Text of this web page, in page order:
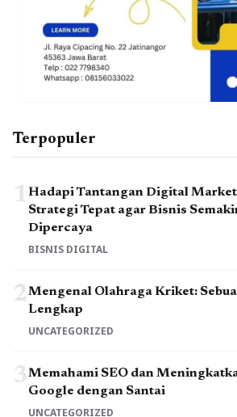
Terpopuler
1Hadapi Tantangan Digital
Strategi Tepat agar Bisnis
Dipercaya
BISNIS DIGITAL
2Mengenal Olahraga Kriket:
Lengkap
UNCATEGORIZED
3Memahami SEO dan
Google dengan Santai
UNCATEGORIZED